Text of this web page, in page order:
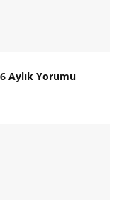
Aylık Yorumu